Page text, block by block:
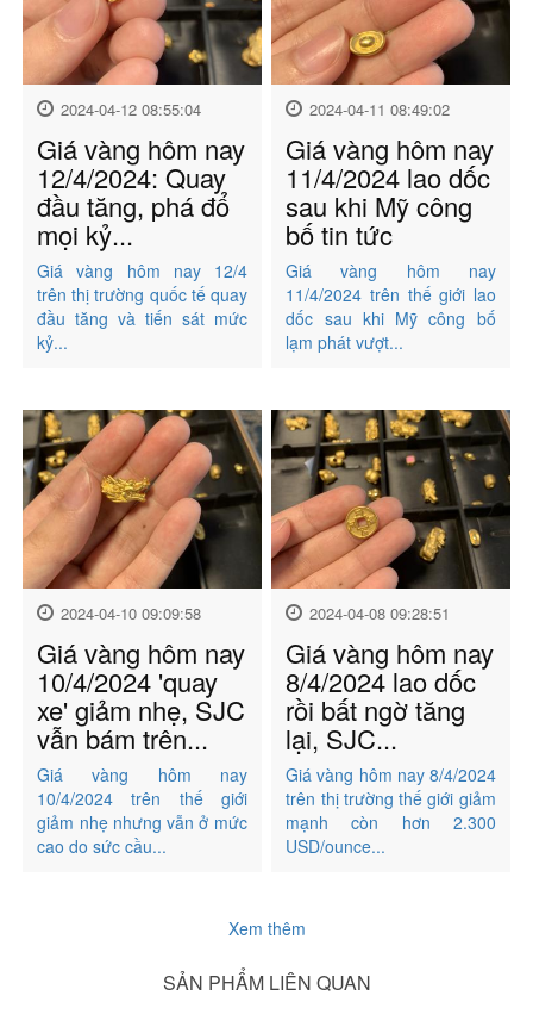
2024-04-12 08:55:04
Giá vàng hôm nay
12/4/2024: Quay
đầu tăng, phá đổ
mọi kỷ...
Giá vàng hôm nay 12/4
trên thị trường quốc tế quay
đầu tăng và tiến sát mức
kỷ...
2024-04-11 08:49:02
Giá vàng hôm nay
11/4/2024 lao dốc
sau khi Mỹ công
bố tin tức
Giá vàng hôm nay
11/4/2024 trên thế giới lao
dốc sau khi Mỹ công bố
lạm phát vượt...
2024-04-10 09:09:58
Giá vàng hôm nay
10/4/2024 'quay
xe' giảm nhẹ, SJC
vẫn bám trên...
Giá vàng hôm nay
10/4/2024 trên thế giới
giảm nhẹ nhưng vẫn ở mức
cao do sức cầu...
2024-04-08 09:28:51
Giá vàng hôm nay
8/4/2024 lao dốc
rồi bất ngờ tăng
lại, SJC...
Giá vàng hôm nay 8/4/2024
trên thị trường thế giới giảm
mạnh còn hơn 2.300
USD/ounce...
Xem thêm
SẢN PHẨM LIÊN QUAN